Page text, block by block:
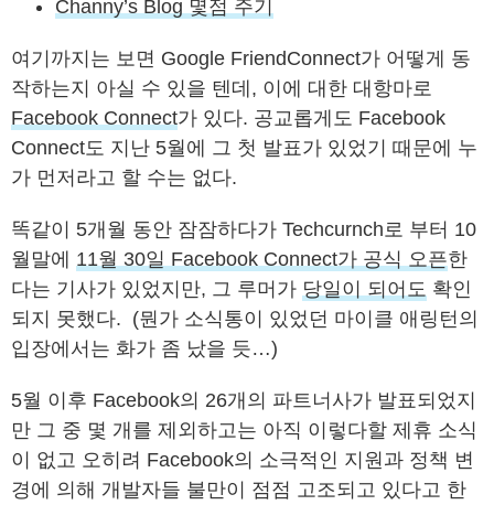
Channy’s Blog 몇점 주기
여기까지는 보면 Google FriendConnect가 어떻게 동
작하는지 아실 수 있을 텐데, 이에 대한 대항마로
Facebook Connect가 있다. 공교롭게도 Facebook
Connect도 지난 5월에 그 첫 발표가 있었기 때문에 누
가 먼저라고 할 수는 없다.
똑같이 5개월 동안 잠잠하다가 Techcurnch로 부터 10
월말에 11월 30일 Facebook Connect가 공식 오픈한
다는 기사가 있었지만, 그 루머가 당일이 되어도 확인
되지 못했다. (뭔가 소식통이 있었던 마이클 애링턴의
입장에서는 화가 좀 났을 듯…)
5월 이후 Facebook의 26개의 파트너사가 발표되었지
만 그 중 몇 개를 제외하고는 아직 이렇다할 제휴 소식
이 없고 오히려 Facebook의 소극적인 지원과 정책 변
경에 의해 개발자들 불만이 점점 고조되고 있다고 한